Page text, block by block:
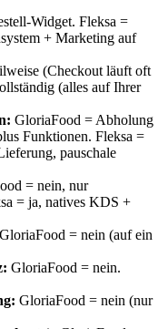
Widget. Fleksa =
+ Marketing auf
(Checkout läuft oft
(alles auf Ihrer
GloriaFood = Abholung
Funktionen. Fleksa =
pauschale
= nein, nur
= ja, natives KDS +
GloriaFood = nein (auf ein
GloriaFood = nein.
GloriaFood = nein (nur